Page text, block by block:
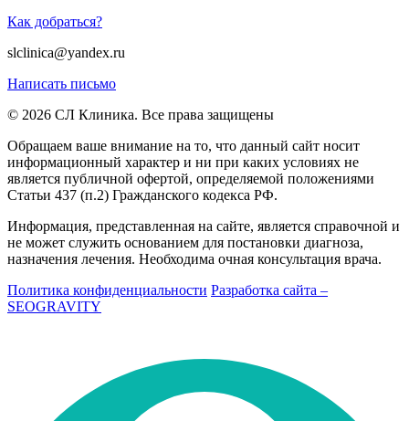
Как добраться?
slclinica@yandex.ru
Написать письмо
© 2026 СЛ Клиника. Все права защищены
Обращаем ваше внимание на то, что данный сайт носит
информационный характер и ни при каких условиях не
является публичной офертой, определяемой положениями
Статьи 437 (п.2) Гражданского кодекса РФ.
Информация, представленная на сайте, является справочной и
не может служить основанием для постановки диагноза,
назначения лечения. Необходима очная консультация врача.
Политика конфиденциальности Разработка сайта –
SEOGRAVITY